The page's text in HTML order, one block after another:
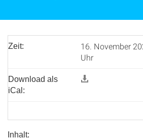
Zeit:
16. November
Uhr
Download als
iCal:
Inhalt: